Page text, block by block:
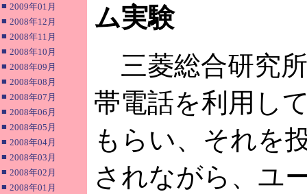
■ 2009年01月
■ 2008年12月
■ 2008年11月
■ 2008年10月
■ 2008年09月
■ 2008年08月
■ 2008年07月
■ 2008年06月
■ 2008年05月
■ 2008年04月
■ 2008年03月
■ 2008年02月
■ 2008年01月
ム実験
三菱総合研究
帯電話を利用し
もらい、それを
されながら、ユ